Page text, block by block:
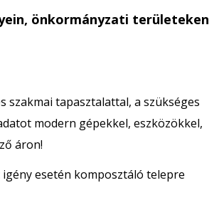
önkormányzati területeken
szakmai tapasztalattal, a szükséges
modern gépekkel, eszközökkel,
áron!
esetén komposztáló telepre